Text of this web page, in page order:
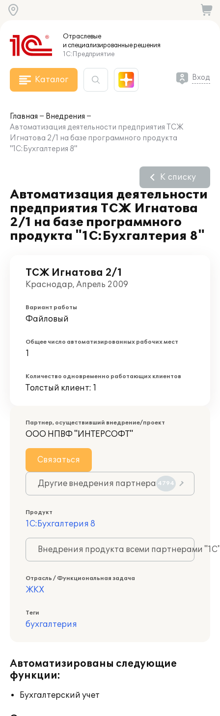
Отраслевые
и специализированныерешения
1С:Предприятие
Каталог Вход
Главная
Внедрения
Автоматизация деятельности предприятия ТСЖ
Игнатова 2/1 на базе программного продукта
"1С:Бухгалтерия 8"
Автоматизация деятельности
предприятия ТСЖ Игнатова
2/1 на базе программного
продукта "1С:Бухгалтерия 8"
К списку
ТСЖ Игнатова 2/1
Краснодар, Апрель 2009
Вариант работы
Файловый
Общее число автоматизированных рабочих мест
1
Количество одновременно работающих клиентов
Толстый клиент: 1
Партнер, осуществивший внедрение/проект
ООО НПВФ "ИНТЕРСОФТ"
Связаться
Другие внедрения партнера 4794
Продукт
1С:Бухгалтерия 8
Внедрения продукта всеми партнерами
Отрасль / Функциональная задача
ЖКХ
Теги
бухгалтерия
Автоматизированы следующие
функции:
Бухгалтерский учет